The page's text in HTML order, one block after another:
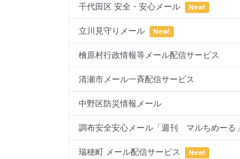
千代田区 安全・安心メール New!
立川見守りメール New!
檜原村行政情報等メール配信サービス
清瀬市メール一斉配信サービス
中野区防災情報メール
調布安全安心メール「週刊 マルちめーる」
瑞穂町 メール配信サービス New!